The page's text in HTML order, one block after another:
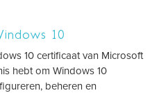
10
10 certificaat van Microsoft
hebt om Windows 10
beheren en